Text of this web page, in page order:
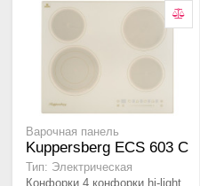
Варочная панель
Kuppersberg ECS 603 C
Тип: Электрическая
Конфорки 4 конфорки hi-light